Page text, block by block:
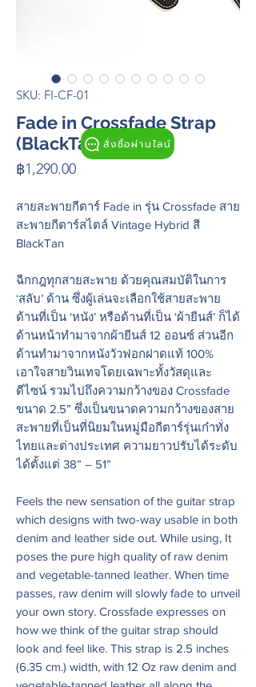
SKU: FI-CF-01
Fade in Crossfade Strap
(BlackTan)
฿1,290.00Price
สายสะพายกีตาร์ Fade in รุ่น Crossfade สาย
สะพายกีตาร์สไตล์ Vintage Hybrid สี
BlackTan
ฉีกกฎทุกสายสะพาย ด้วยคุณสมบัติในการ
‘สลับ’ ด้าน ซึ่งผู้เล่นจะเลือกใช้สายสะพาย
ด้านที่เป็น ‘หนัง’ หรือด้านที่เป็น ‘ผ้ายีนส์’ ก็ได้
ด้านหน้าทำมาจากผ้ายีนส์ 12 ออนซ์ ส่วนอีก
ด้านทำมาจากหนังวัวฟอกฝาดแท้ 100%
เอาใจสายวินเทจโดยเฉพาะทั้งวัสดุและ
ดีไซน์ รวมไปถึงความกว้างของ Crossfade
ขนาด 2.5” ซึ่งเป็นขนาดความกว้างของสาย
สะพายที่เป็นที่นิยมในหมู่มือกีตาร์รุ่นเก๋าทั่ง
ไทยและต่างประเทศ ความยาวปรับได้ระดับ
ได้ตั้งแต่ 38” – 51”
Feels the new sensation of the guitar strap
which designs with two-way usable in both
denim and leather side out. While using, It
poses the pure high quality of raw denim
and vegetable-tanned leather. When time
passes, raw denim will slowly fade to unveil
your own story. Crossfade expresses on
how we think of the guitar strap should
look and feel like. This strap is 2.5 inches
(6.35 cm.) width, with 12 Oz raw denim and
สั่งซื้อผ่านไลน์